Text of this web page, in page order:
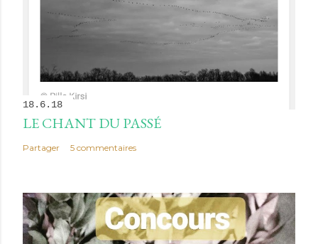
18.6.18
LE CHANT DU PASSÉ
Partager 5 commentaires